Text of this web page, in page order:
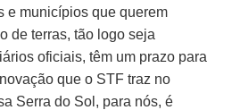
e municípios que querem
de terras, tão logo seja
oficiais, têm um prazo para
que o STF traz no
Serra do Sol, para nós, é